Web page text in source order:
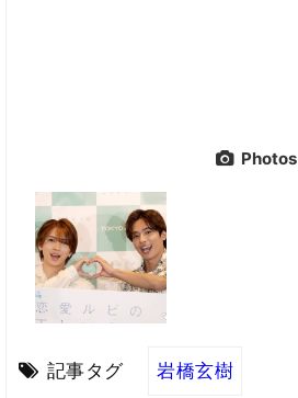
Photos
記事タグ 岩橋玄樹